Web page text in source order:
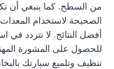
من السطح. كما ينبغي أن
الصحيحة لاستخدام المعدات
أفضل النتائج. لا تتردد في
للحصول على المشورة
تنظيف وتلميع سيارتك